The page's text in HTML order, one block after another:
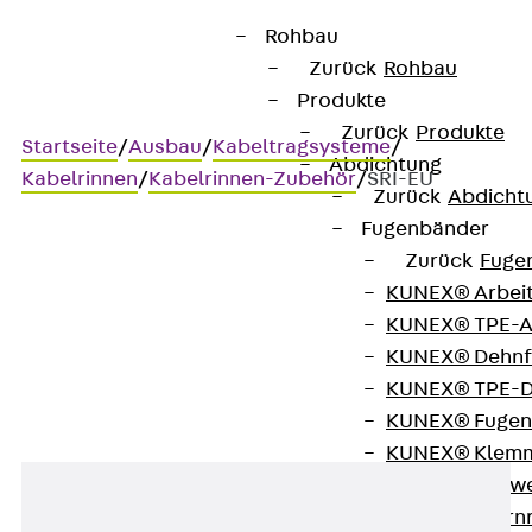
Rohbau
Zurück Rohbau
Produkte
Zurück Produkte
Abdichtung
Zurück
Fugenbänder
Zurück
KUNEX®
KUNEX®
KUNEX®
KUNEX®
KUNEX®
KUNEX®
KUNEX®
KUNEX®
Startseite/Ausbau/Kabeltragsysteme/
Kabelrinnen/Kabelrinnen-Zubehör/SRI-EU